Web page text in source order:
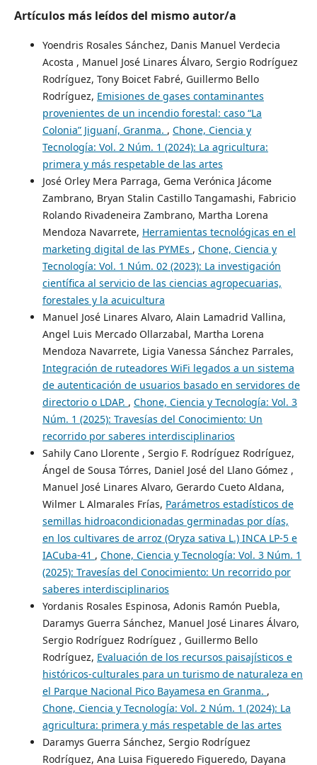
Artículos más leídos del mismo autor/a
Yoendris Rosales Sánchez, Danis Manuel Verdecia
Acosta , Manuel José Linares Álvaro, Sergio Rodríguez
Rodríguez, Tony Boicet Fabré, Guillermo Bello
Rodríguez, Emisiones de gases contaminantes
provenientes de un incendio forestal: caso “La
Colonia” Jiguaní, Granma. , Chone, Ciencia y
Tecnología: Vol. 2 Núm. 1 (2024): La agricultura:
primera y más respetable de las artes
José Orley Mera Parraga, Gema Verónica Jácome
Zambrano, Bryan Stalin Castillo Tangamashi, Fabricio
Rolando Rivadeneira Zambrano, Martha Lorena
Mendoza Navarrete, Herramientas tecnológicas en el
marketing digital de las PYMEs , Chone, Ciencia y
Tecnología: Vol. 1 Núm. 02 (2023): La investigación
científica al servicio de las ciencias agropecuarias,
forestales y la acuicultura
Manuel José Linares Alvaro, Alain Lamadrid Vallina,
Angel Luis Mercado Ollarzabal, Martha Lorena
Mendoza Navarrete, Ligia Vanessa Sánchez Parrales,
Integración de ruteadores WiFi legados a un sistema
de autenticación de usuarios basado en servidores de
directorio o LDAP. , Chone, Ciencia y Tecnología: Vol. 3
Núm. 1 (2025): Travesías del Conocimiento: Un
recorrido por saberes interdisciplinarios
Sahily Cano Llorente , Sergio F. Rodríguez Rodríguez,
Ángel de Sousa Tórres, Daniel José del Llano Gómez ,
Manuel José Linares Alvaro, Gerardo Cueto Aldana,
Wilmer L Almarales Frías, Parámetros estadísticos de
semillas hidroacondicionadas germinadas por días,
en los cultivares de arroz (Oryza sativa L.) INCA LP-5 e
IACuba-41 , Chone, Ciencia y Tecnología: Vol. 3 Núm. 1
(2025): Travesías del Conocimiento: Un recorrido por
saberes interdisciplinarios
Yordanis Rosales Espinosa, Adonis Ramón Puebla,
Daramys Guerra Sánchez, Manuel José Linares Álvaro,
Sergio Rodríguez Rodríguez , Guillermo Bello
Rodríguez, Evaluación de los recursos paisajísticos e
históricos-culturales para un turismo de naturaleza en
el Parque Nacional Pico Bayamesa en Granma. ,
Chone, Ciencia y Tecnología: Vol. 2 Núm. 1 (2024): La
agricultura: primera y más respetable de las artes
Daramys Guerra Sánchez, Sergio Rodríguez
Rodríguez, Ana Luisa Figueredo Figueredo, Dayana